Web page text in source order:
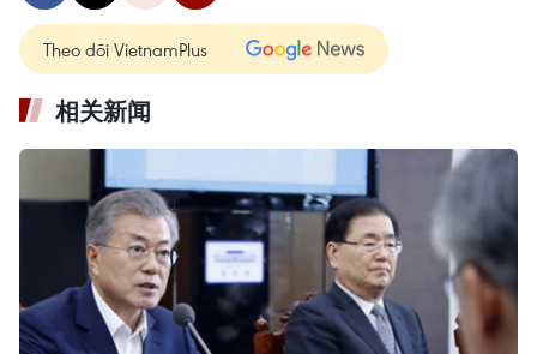
Theo dõi VietnamPlus
相关新闻